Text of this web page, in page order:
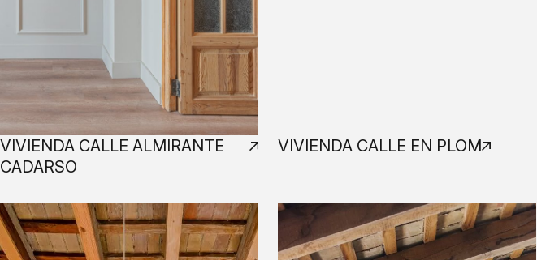
VIVIENDA CALLE ALMIRANTE
CADARSO
VIVIENDA CALLE EN PLOM